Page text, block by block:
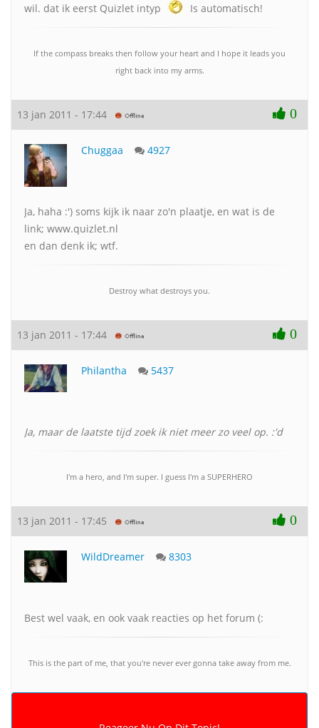
wil. dat ik eerst Quizlet intyp
Is automatisch!
If the compass breaks then follow your heart and I hope it leads you
right back into my arms.
13 jan 2011 - 17:44 0
Chuggaa 4927
Ja, haha :') soms kijk ik naar zo'n plaatje, en wat is de
link; www.quizlet.nl
en dan denk ik; wtf.
Destroy what destroys you.
13 jan 2011 - 17:44 0
Philantha 5437
Ja, maar de laatste tijd zoek ik niet meer zo veel op. :'d
I'm a hero, and I'm super. I guess I'm a SUPERHERO
13 jan 2011 - 17:45 0
WildDreamer 8303
Best wel vaak, en ook vaak reacties op het forum (:
This is the part of me, that you're never ever gonna take away from me.